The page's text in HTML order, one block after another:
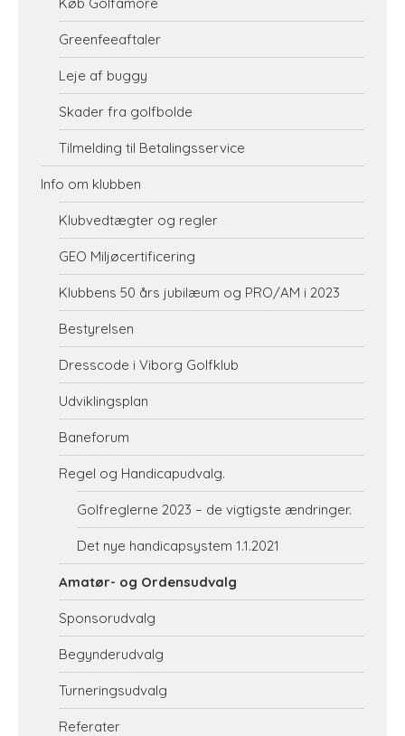
Greenfeeaftaler
Leje af buggy
Skader fra golfbolde
Tilmelding til Betalingsservice
Info om klubben
Klubvedtægter og regler
GEO Miljøcertificering
Klubbens 50 års jubilæum og PRO/AM i 2023
Bestyrelsen
Dresscode i Viborg Golfklub
Udviklingsplan
Baneforum
Regel og Handicapudvalg.
Golfreglerne 2023 – de vigtigste ændringer.
Det nye handicapsystem 1.1.2021
Amatør- og Ordensudvalg
Sponsorudvalg
Begynderudvalg
Turneringsudvalg
Referater